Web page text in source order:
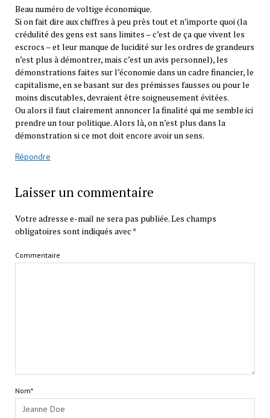
Beau numéro de voltige économique.
Si on fait dire aux chiffres à peu près tout et n’importe quoi (la
crédulité des gens est sans limites – c’est de ça que vivent les
escrocs – et leur manque de lucidité sur les ordres de grandeurs
n’est plus à démontrer, mais c’est un avis personnel), les
démonstrations faites sur l’économie dans un cadre financier, le
capitalisme, en se basant sur des prémisses fausses ou pour le
moins discutables, devraient être soigneusement évitées.
Ou alors il faut clairement annoncer la finalité qui me semble ici
prendre un tour politique. Alors là, on n’est plus dans la
démonstration si ce mot doit encore avoir un sens.
Répondre
Laisser un commentaire
Votre adresse e-mail ne sera pas publiée.Les champs
obligatoires sont indiqués avec *
Commentaire
Nom*